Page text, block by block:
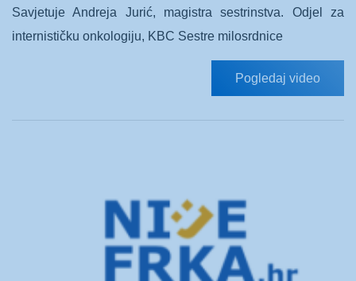
Savjetuje Andreja Jurić, magistra sestrinstva. Odjel za
internističku onkologiju, KBC Sestre milosrdnice
Pogledaj video